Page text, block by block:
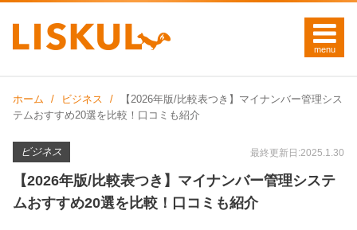
ホーム ビジネス
【2026年版/比較表つき】マイナンバー管理シス
テムおすすめ20選を比較！口コミも紹介
ビジネス 最終更新日:2025.1.30
【2026年版/比較表つき】マイナンバー管理システ
ムおすすめ20選を比較！口コミも紹介